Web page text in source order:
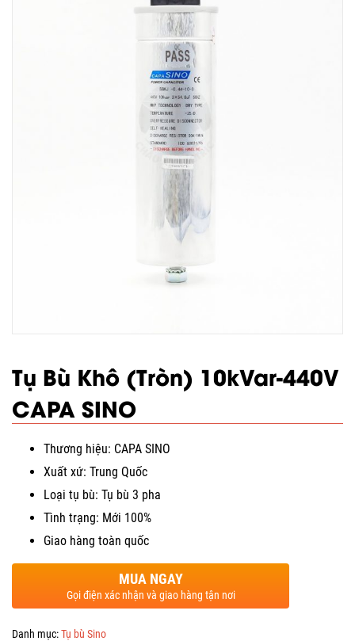
Tụ Bù Khô (Tròn) 10kVar-440V
CAPA SINO
Thương hiệu: CAPA SINO
Xuất xứ: Trung Quốc
Loại tụ bù: Tụ bù 3 pha
Tình trạng: Mới 100%
Giao hàng toàn quốc
MUA NGAY
Gọi điện xác nhận và giao hàng tận nơi
Danh mục:Tụ bù Sino